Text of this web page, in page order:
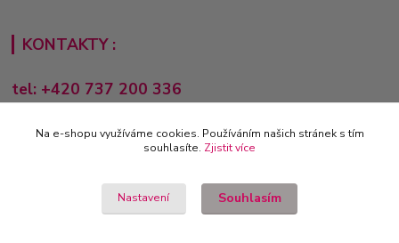
KONTAKTY :
tel: +420 737 200 336
Pondělí-Pátek: 8 - 17 hodin
obchod@e-sporting.cz
Na e-shopu využíváme cookies. Používáním našich stránek s tím
souhlasíte. Zjistit více
Nastavení Souhlasím